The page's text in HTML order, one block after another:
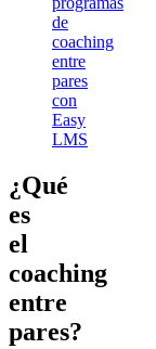
de
coaching
entre
pares
con
Easy
LMS
¿Qué
es
el
coaching
entre
pares?